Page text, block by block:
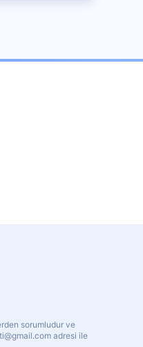
sorumludur ve
adresi ile